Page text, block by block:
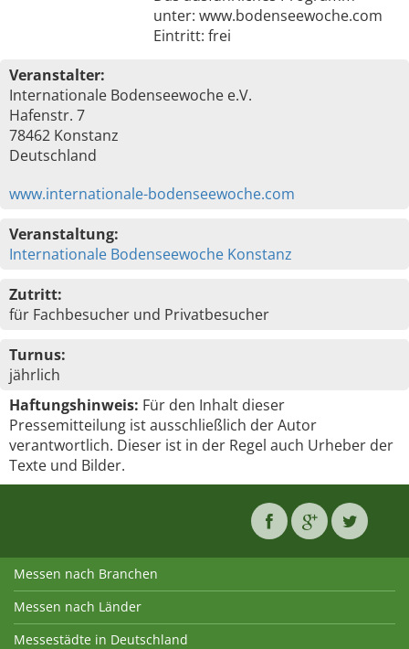
unter: www.bodenseewoche.com
Eintritt: frei
Veranstalter:
Internationale Bodenseewoche e.V.
Hafenstr. 7
78462 Konstanz
Deutschland
www.internationale-bodenseewoche.com
Veranstaltung:
Internationale Bodenseewoche Konstanz
Zutritt:
für Fachbesucher und Privatbesucher
Turnus:
jährlich
Haftungshinweis: Für den Inhalt dieser
Pressemitteilung ist ausschließlich der Autor
verantwortlich. Dieser ist in der Regel auch Urheber der
Texte und Bilder.
Messen nach Branchen
Messen nach Länder
Messestädte in Deutschland